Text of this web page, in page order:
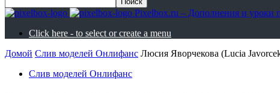
Pixelbox.ru – Дополнения и
Click here - to select or create a menu
Домой Cлив моделей Онлифанс Люсия Яворчекова (Lucia
Cлив моделей Онлифанс